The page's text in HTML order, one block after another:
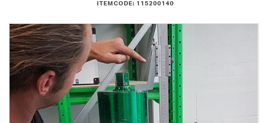
ITEMCODE: 115200140